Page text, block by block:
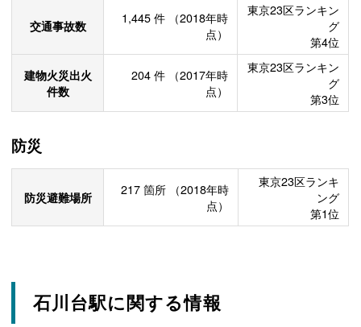
交通事故数 1,445 件
（2018年時
点）
東京23区ランキン
グ
第4位
建物火災出火
件数
204 件
（2017年時
点）
東京23区ランキン
グ
第3位
防災
防災避難場所 217 箇所
（2018年時
点）
東京23区ランキ
ング
第1位
石川台駅に関する情報